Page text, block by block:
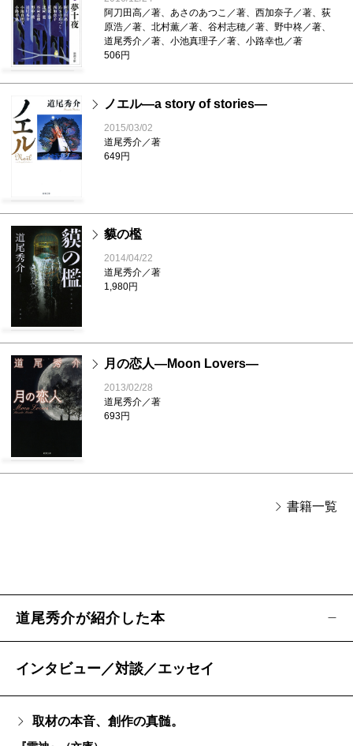
阿刀田高／著、あさのあつこ／著、西加奈子／著、荻
原浩／著、北村薫／著、谷村志穂／著、野中柊／著、
道尾秀介／著、小池真理子／著、小路幸也／著
506円
ノエル―a story of stories―
2015/03/02
道尾秀介／著
649円
貘の檻
2014/04/22
道尾秀介／著
1,980円
月の恋人―Moon Lovers―
2013/02/28
道尾秀介／著
693円
書籍一覧
道尾秀介が紹介した本
インタビュー／対談／エッセイ
取材の本音、創作の真髄。